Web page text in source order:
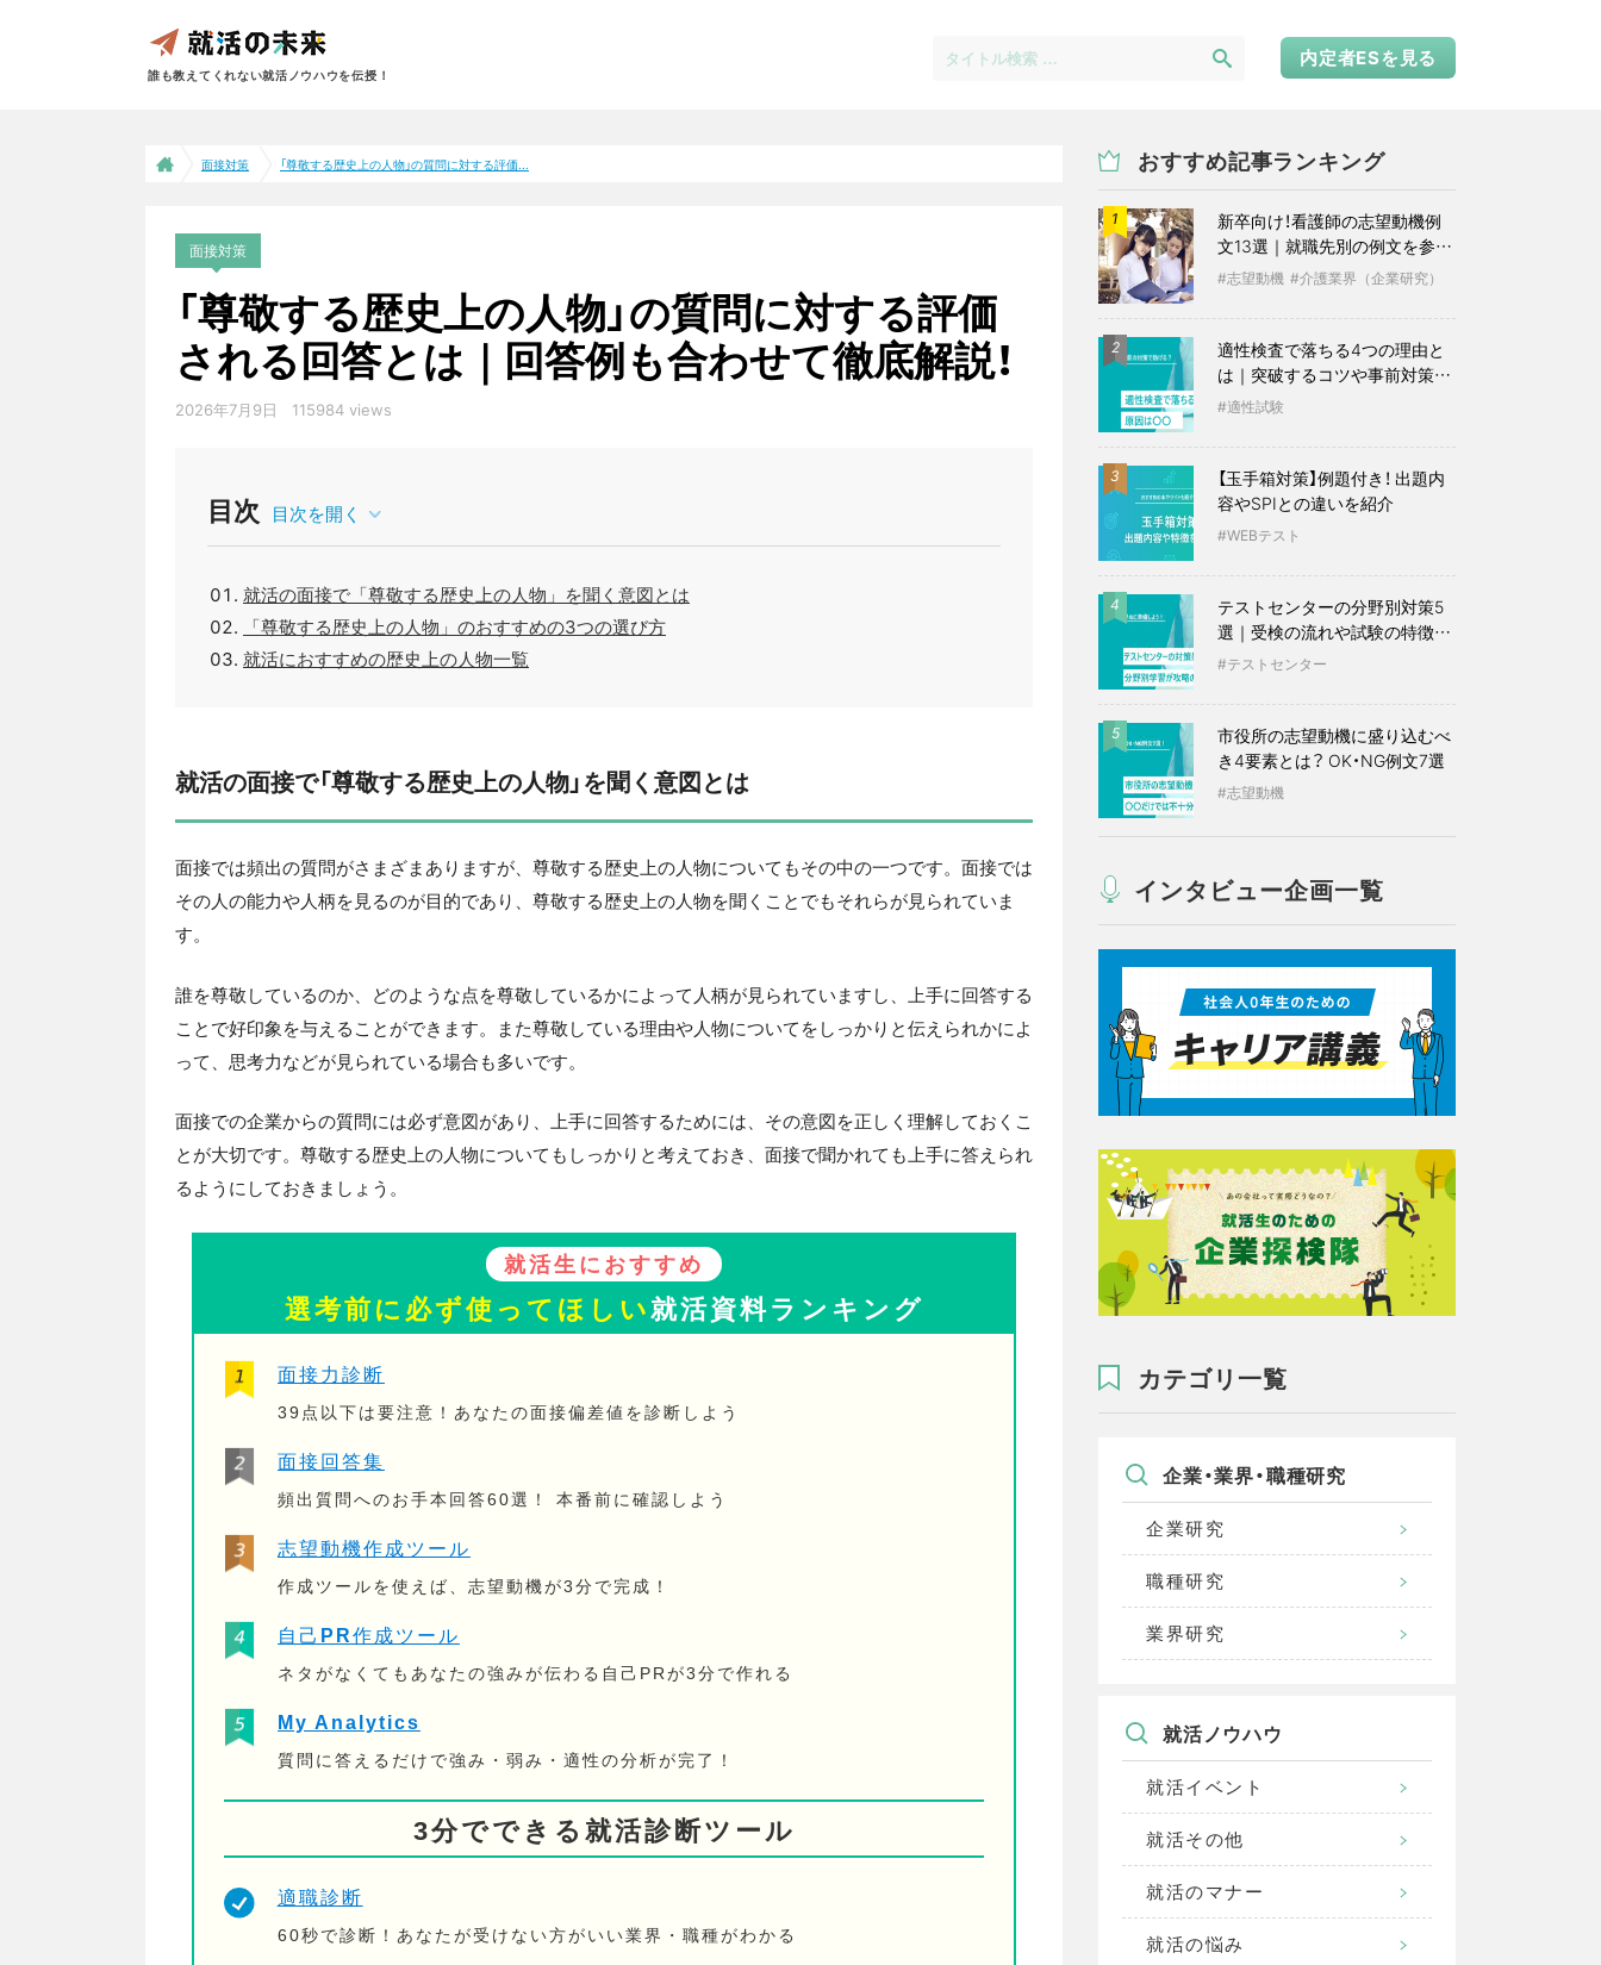
誰も教えてくれない就活ノウハウを伝授！
内定者ESを見る
面接対策 「尊敬する歴史上の人物」の質問に対する評価...
面接対策
「尊敬する歴史上の人物」の質問に対する評価
される回答とは｜回答例も合わせて徹底解説！
2026年7月9日 115984 views
目次 目次を開く
就活の面接で「尊敬する歴史上の人物」を聞く意図とは
「尊敬する歴史上の人物」のおすすめの3つの選び方
就活におすすめの歴史上の人物一覧
就活の面接で「尊敬する歴史上の人物」を聞く意図とは
面接では頻出の質問がさまざまありますが、尊敬する歴史上の人物についてもその中の一つです。面接では
その人の能力や人柄を見るのが目的であり、尊敬する歴史上の人物を聞くことでもそれらが見られていま
す。
誰を尊敬しているのか、どのような点を尊敬しているかによって人柄が見られていますし、上手に回答する
ことで好印象を与えることができます。また尊敬している理由や人物についてをしっかりと伝えられかによ
って、思考力などが見られている場合も多いです。
面接での企業からの質問には必ず意図があり、上手に回答するためには、その意図を正しく理解しておくこ
とが大切です。尊敬する歴史上の人物についてもしっかりと考えておき、面接で聞かれても上手に答えられ
るようにしておきましょう。
就活生におすすめ
選考前に必ず使ってほしい就活資料ランキング
面接力診断
39点以下は要注意！あなたの面接偏差値を診断しよう
面接回答集
頻出質問へのお手本回答60選！ 本番前に確認しよう
志望動機作成ツール
作成ツールを使えば、志望動機が3分で完成！
自己PR作成ツール
ネタがなくてもあなたの強みが伝わる自己PRが3分で作れる
My Analytics
質問に答えるだけで強み・弱み・適性の分析が完了！
3分でできる就活診断ツール
適職診断
60秒で診断！あなたが受けない方がいい業界・職種がわかる
おすすめ記事ランキング
1
新卒向け！看護師の志望動機例
文13選｜就職先別の例文を参考
に志望動機 介護業界（企業研究）
2
適性検査で落ちる4つの理由と
は｜突破するコツや事前対策も
紹介
適性試験
3
【玉手箱対策】例題付き！ 出題内
容やSPIとの違いを紹介
WEBテスト
4
テストセンターの分野別対策5
選｜受検の流れや試験の特徴も
紹介
テストセンター
5
市役所の志望動機に盛り込むべ
き4要素とは？ OK・NG例文7選
志望動機
インタビュー企画一覧
カテゴリ一覧
企業・業界・職種研究
企業研究
職種研究
業界研究
就活ノウハウ
就活イベント
就活その他
就活のマナー
就活の悩み